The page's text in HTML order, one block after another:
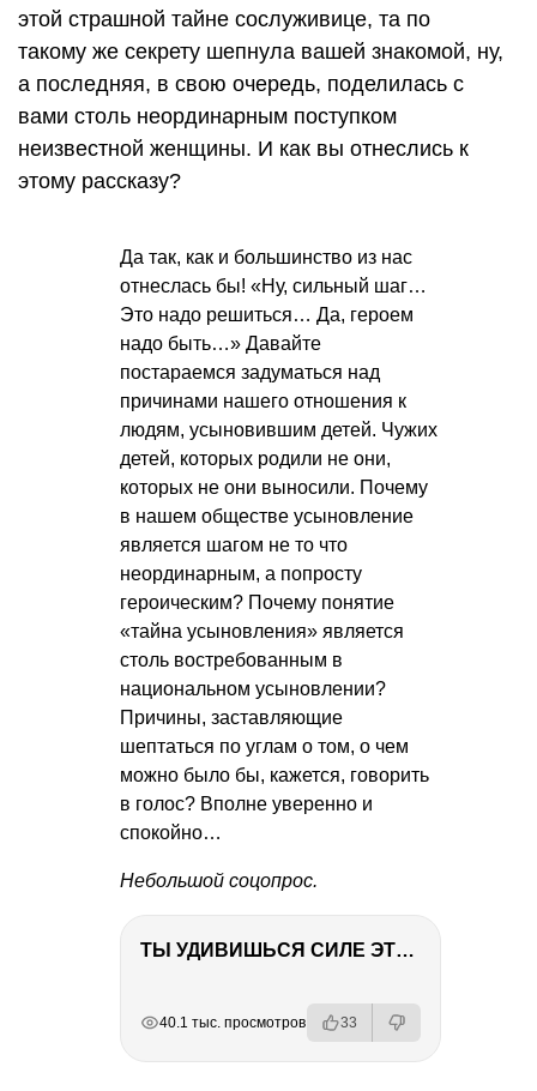
этой страшной тайне сослуживице, та по
такому же секрету шепнула вашей знакомой, ну,
а последняя, в свою очередь, поделилась с
вами столь неординарным поступком
неизвестной женщины. И как вы отнеслись к
этому рассказу?
Да так, как и большинство из нас
отнеслась бы! «Ну, сильный шаг…
Это надо решиться… Да, героем
надо быть…» Давайте
постараемся задуматься над
причинами нашего отношения к
людям, усыновившим детей. Чужих
детей, которых родили не они,
которых не они выносили. Почему
в нашем обществе усыновление
является шагом не то что
неординарным, а попросту
героическим? Почему понятие
«тайна усыновления» является
столь востребованным в
национальном усыновлении?
Причины, заставляющие
шептаться по углам о том, о чем
можно было бы, кажется, говорить
в голос? Вполне уверенно и
спокойно…
Небольшой соцопрос.
ТЫ УДИВИШЬСЯ СИЛЕ ЭТО ЧЕЛОВЕКА! Блог о нашей поездке в Вышний Волочек
40.1 тыс. просмотров 33